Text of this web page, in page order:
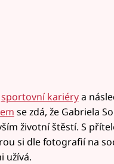
sportovní kariérya
se zdá, že Gabriela
životní štěstí. S
si dle fotografií na
užívá.